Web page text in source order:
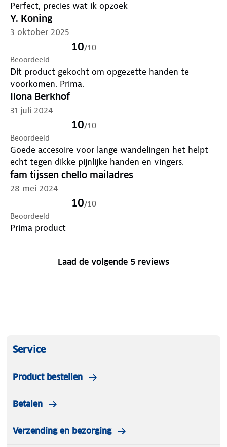
Perfect, precies wat ik opzoek
Y. Koning
3 oktober 2025
10/10
Beoordeeld
Dit product gekocht om opgezette handen te
voorkomen. Prima.
Ilona Berkhof
31 juli 2024
10/10
Beoordeeld
Goede accesoire voor lange wandelingen het helpt
echt tegen dikke pijnlijke handen en vingers.
fam tijssen chello mailadres
28 mei 2024
10/10
Beoordeeld
Prima product
Laad de volgende 5 reviews
Service
Product bestellen
Betalen
Verzending en bezorging